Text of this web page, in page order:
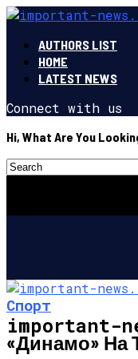
AUTHORS LIST
HOME
LATEST NEWS
Connect with us
Hi, What Are You
important-
Спорт
«Динамо» На